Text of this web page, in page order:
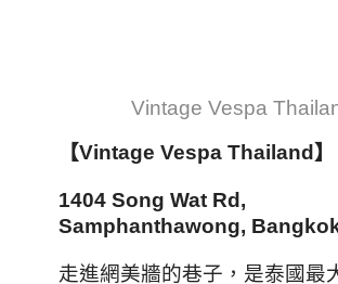
Vintage Vespa
【Vintage Vespa Thailand】
1404 Song Wat Rd,
Samphanthawong,
走進網美牆的巷子，是泰國最